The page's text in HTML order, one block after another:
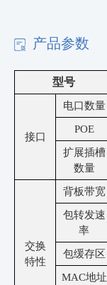
产品参数
型号
接口
电口数量
POE
扩展插槽
数量
交换
特性
背板带宽
包转发速
率
包缓存区
MAC地址